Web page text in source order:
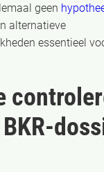
geen
alternatieve
essentieel